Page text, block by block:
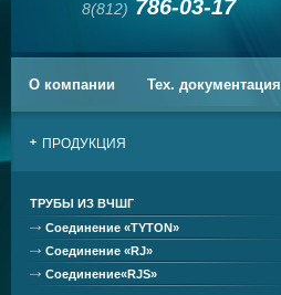
8(812) 786-03-17
О компании Тех. документация
ПРОДУКЦИЯ
ТРУБЫ ИЗ ВЧШГ
Соединение «TYTON»
Соединение «RJ»
Соединение«RJS»